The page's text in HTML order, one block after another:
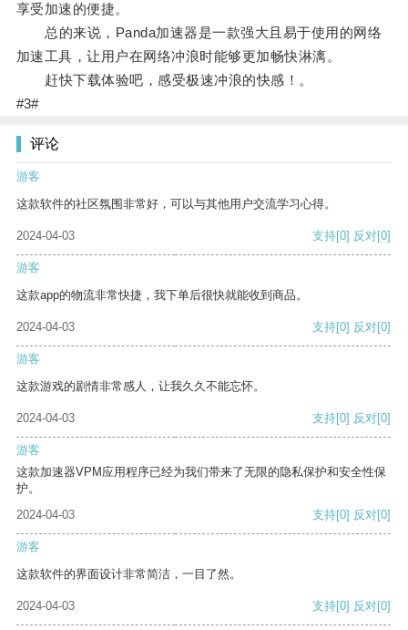
享受加速的便捷。
总的来说，Panda加速器是一款强大且易于使用的网络
加速工具，让用户在网络冲浪时能够更加畅快淋漓。
赶快下载体验吧，感受极速冲浪的快感！。
#3#
评论
游客
这款软件的社区氛围非常好，可以与其他用户交流学习心得。
2024-04-03 支持[0] 反对[0]
游客
这款app的物流非常快捷，我下单后很快就能收到商品。
2024-04-03 支持[0] 反对[0]
游客
这款游戏的剧情非常感人，让我久久不能忘怀。
2024-04-03 支持[0] 反对[0]
游客
这款加速器VPM应用程序已经为我们带来了无限的隐私保护和安全性保
护。
2024-04-03
支持[0] 反对[0]
游客
这款软件的界面设计非常简洁，一目了然。
2024-04-03 支持[0] 反对[0]